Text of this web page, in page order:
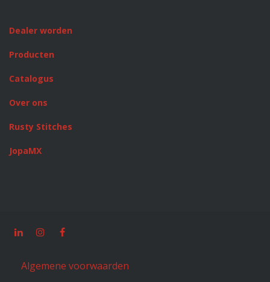
Dealer worden
Producten
Catalogus
Over ons
Rusty Stitches
JopaMX
Algemene voorwaarden